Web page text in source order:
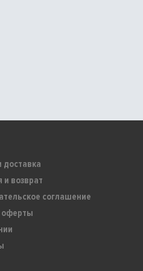
доставка
и возврат
соглашение
оферты